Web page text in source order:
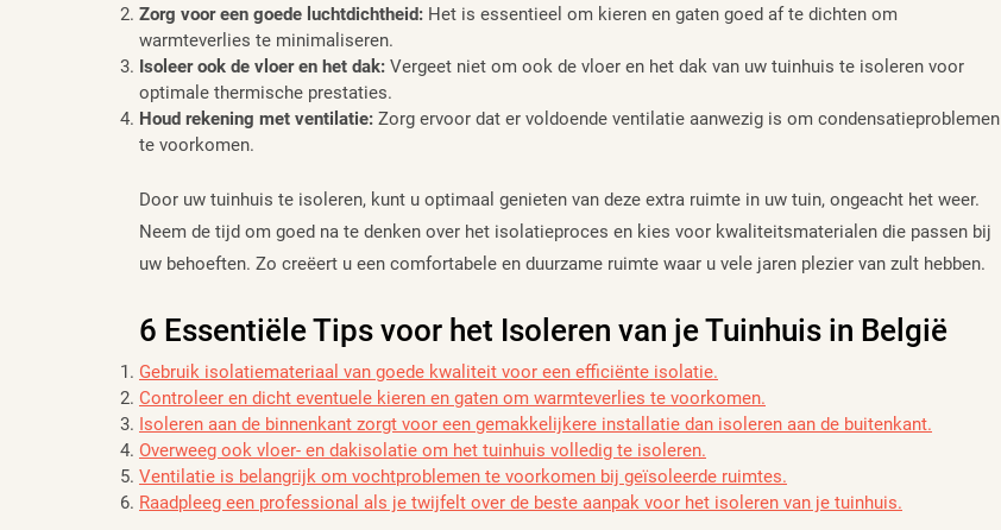
Zorg voor een goede luchtdichtheid: Het is essentieel om kieren en gaten goed af te dichten om
warmteverlies te minimaliseren.
Isoleer ook de vloer en het dak: Vergeet niet om ook de vloer en het dak van uw tuinhuis te isoleren voor
optimale thermische prestaties.
Houd rekening met ventilatie: Zorg ervoor dat er voldoende ventilatie aanwezig is om condensatieproblemen
te voorkomen.
Door uw tuinhuis te isoleren, kunt u optimaal genieten van deze extra ruimte in uw tuin, ongeacht het weer.
Neem de tijd om goed na te denken over het isolatieproces en kies voor kwaliteitsmaterialen die passen bij
uw behoeften. Zo creëert u een comfortabele en duurzame ruimte waar u vele jaren plezier van zult hebben.
6 Essentiële Tips voor het Isoleren van je Tuinhuis in België
Gebruik isolatiemateriaal van goede kwaliteit voor een efficiënte isolatie.
Controleer en dicht eventuele kieren en gaten om warmteverlies te voorkomen.
Isoleren aan de binnenkant zorgt voor een gemakkelijkere installatie dan isoleren aan de buitenkant.
Overweeg ook vloer- en dakisolatie om het tuinhuis volledig te isoleren.
Ventilatie is belangrijk om vochtproblemen te voorkomen bij geïsoleerde ruimtes.
Raadpleeg een professional als je twijfelt over de beste aanpak voor het isoleren van je tuinhuis.